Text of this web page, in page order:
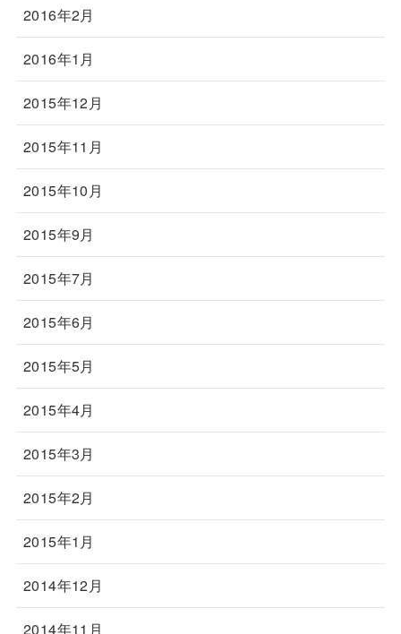
2016年2月
2016年1月
2015年12月
2015年11月
2015年10月
2015年9月
2015年7月
2015年6月
2015年5月
2015年4月
2015年3月
2015年2月
2015年1月
2014年12月
2014年11月